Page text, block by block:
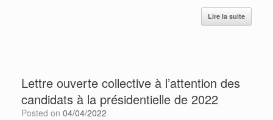
Lire la suite
Lettre ouverte collective à l’attention des
candidats à la présidentielle de 2022
Posted on 04/04/2022